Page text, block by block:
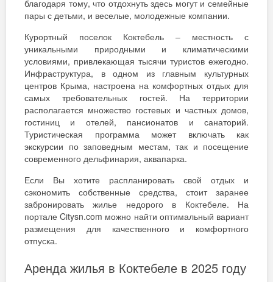
благодаря тому, что отдохнуть здесь могут и семейные
пары с детьми, и веселые, молодежные компании.
Курортный поселок Коктебель – местность с
уникальными природными и климатическими
условиями, привлекающая тысячи туристов ежегодно.
Инфраструктура, в одном из главным культурных
центров Крыма, настроена на комфортных отдых для
самых требовательных гостей. На территории
располагается множество гостевых и частных домов,
гостиниц и отелей, пансионатов и санаторий.
Туристическая программа может включать как
экскурсии по заповедным местам, так и посещение
современного дельфинария, аквапарка.
Если Вы хотите распланировать свой отдых и
сэкономить собственные средства, стоит заранее
забронировать жилье недорого в Коктебеле. На
портале Citysn.com можно найти оптимальный вариант
размещения для качественного и комфортного
отпуска.
Аренда жилья в Коктебеле в 2025 году